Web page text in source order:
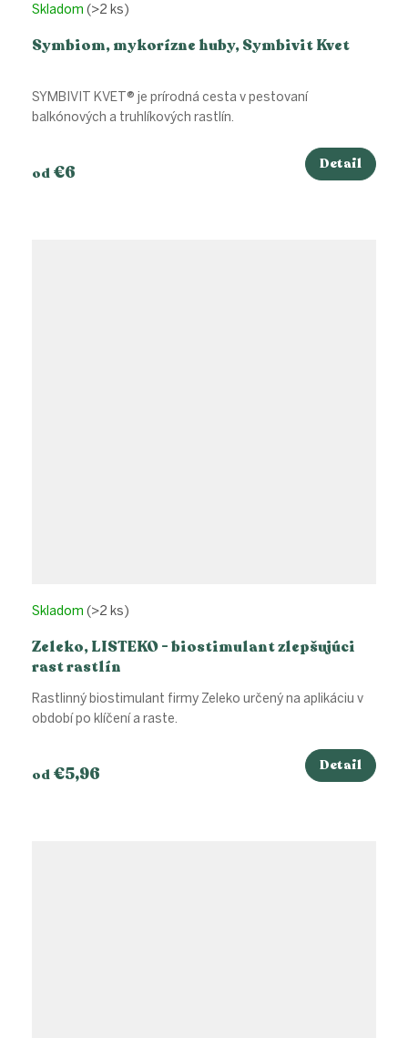
Symbiom, mykorízne huby, Symbivit Kvet
Skladom (>2 ks)
od €6 Detail
SYMBIVIT KVET® je prírodná cesta v pestovaní
balkónových a truhlíkových rastlín.
Zeleko, LISTEKO - biostimulant zlepšujúci
rast rastlín
Skladom (>2 ks)
od €5,96 Detail
Rastlinný biostimulant firmy Zeleko určený na aplikáciu v
období po klíčení a raste.